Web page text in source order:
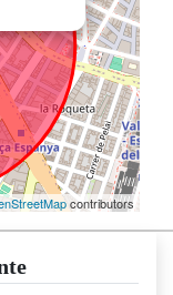
contributors